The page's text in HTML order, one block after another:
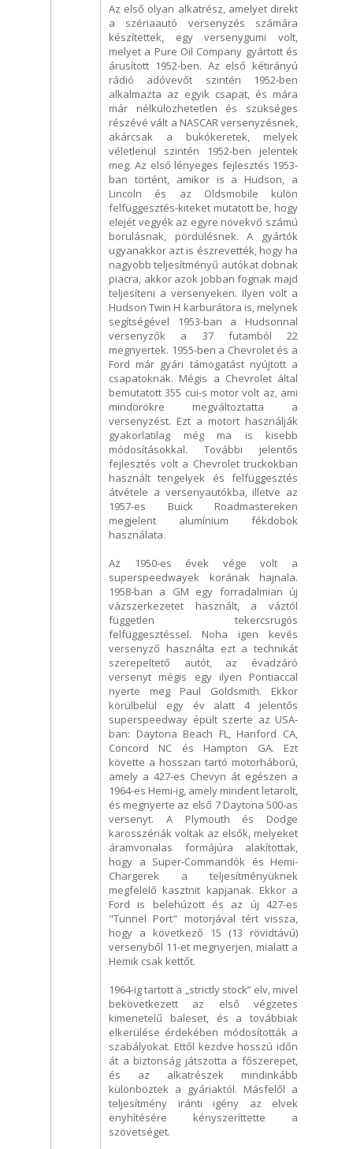
Az első olyan alkatrész, amelyet direkt
a szériaautó versenyzés számára
készítettek, egy versenygumi volt,
melyet a Pure Oil Company gyártott és
árusított 1952-ben. Az első kétirányú
rádió adóvevőt szintén 1952-ben
alkalmazta az egyik csapat, és mára
már nélkülözhetetlen és szükséges
részévé vált a NASCAR versenyzésnek,
akárcsak a bukókeretek, melyek
véletlenül szintén 1952-ben jelentek
meg. Az első lényeges fejlesztés 1953-
ban történt, amikor is a Hudson, a
Lincoln és az Oldsmobile külön
felfüggesztés-kiteket mutatott be, hogy
elejét vegyék az egyre növekvő számú
borulásnak, pördülésnek. A gyártók
ugyanakkor azt is észrevették, hogy ha
nagyobb teljesítményű autókat dobnak
piacra, akkor azok jobban fognak majd
teljesíteni a versenyeken. Ilyen volt a
Hudson Twin H karburátora is, melynek
segítségével 1953-ban a Hudsonnal
versenyzők a 37 futamból 22
megnyertek. 1955-ben a Chevrolet és a
Ford már gyári támogatást nyújtott a
csapatoknak. Mégis a Chevrolet által
bemutatott 355 cui-s motor volt az, ami
mindörökre megváltoztatta a
versenyzést. Ezt a motort használják
gyakorlatilag még ma is kisebb
módosításokkal. További jelentős
fejlesztés volt a Chevrolet truckokban
használt tengelyek és felfüggesztés
átvétele a versenyautókba, illetve az
1957-es Buick Roadmastereken
megjelent alumínium fékdobok
használata.
Az 1950-es évek vége volt a
superspeedwayek korának hajnala.
1958-ban a GM egy forradalmian új
vázszerkezetet használt, a váztól
független tekercsrugós
felfüggesztéssel. Noha igen kevés
versenyző használta ezt a technikát
szerepeltető autót, az évadzáró
versenyt mégis egy ilyen Pontiaccal
nyerte meg Paul Goldsmith. Ekkor
körülbelül egy év alatt 4 jelentős
superspeedway épült szerte az USA-
ban: Daytona Beach FL, Hanford CA,
Concord NC és Hampton GA. Ezt
követte a hosszan tartó motorháború,
amely a 427-es Chevyn át egészen a
1964-es Hemi-ig, amely mindent letarolt,
és megnyerte az első 7 Daytona 500-as
versenyt. A Plymouth és Dodge
karosszériák voltak az elsők, melyeket
áramvonalas formájúra alakítottak,
hogy a Super-Commandók és Hemi-
Chargerek a teljesítményüknek
megfelelő kasztnit kapjanak. Ekkor a
Ford is belehúzott és az új 427-es
"Tunnel Port" motorjával tért vissza,
hogy a következő 15 (13 rövidtávú)
versenyből 11-et megnyerjen, mialatt a
Hemik csak kettőt.
1964-ig tartott a „strictly stock” elv, mivel
bekövetkezett az első végzetes
kimenetelű baleset, és a továbbiak
elkerülése érdekében módosították a
szabályokat. Ettől kezdve hosszú időn
át a biztonság játszotta a főszerepet,
és az alkatrészek mindinkább
különböztek a gyáriaktól. Másfelől a
teljesítmény iránti igény az elvek
enyhítésére kényszeríttette a
szövetséget.